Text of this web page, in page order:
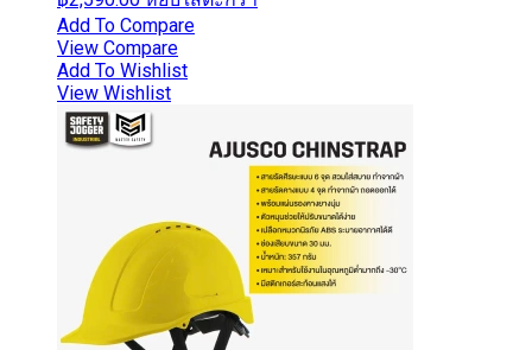
Add To Compare
View Compare
Add To Wishlist
View Wishlist